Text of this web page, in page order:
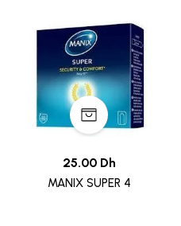
25.00 Dh
MANIX SUPER 4